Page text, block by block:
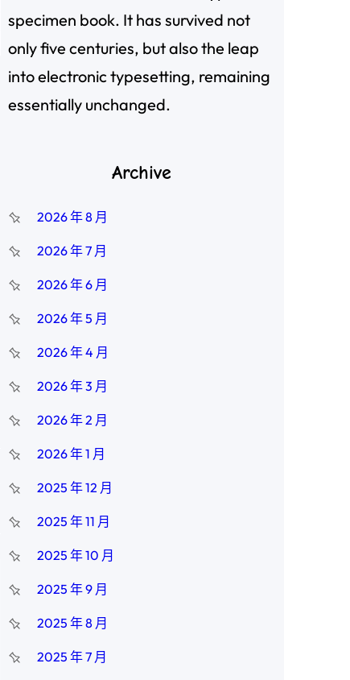
specimen book. It has survived not
only five centuries, but also the leap
into electronic typesetting, remaining
essentially unchanged.
Archive
2026 年 8 月
2026 年 7 月
2026 年 6 月
2026 年 5 月
2026 年 4 月
2026 年 3 月
2026 年 2 月
2026 年 1 月
2025 年 12 月
2025 年 11 月
2025 年 10 月
2025 年 9 月
2025 年 8 月
2025 年 7 月